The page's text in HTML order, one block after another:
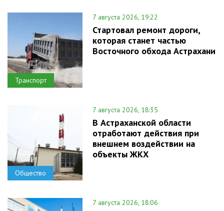
Транспорт
7 августа 2026, 19:22
Стартовал ремонт дороги,
которая станет частью
Восточного обхода Астрахани
Общество
7 августа 2026, 18:35
В Астраханской области
отработают действия при
внешнем воздействии на
объекты ЖКХ
7 августа 2026, 18:06